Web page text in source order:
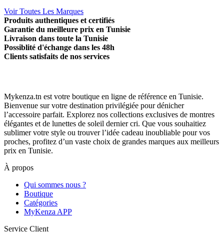
Voir Toutes Les Marques
Produits authentiques et certifiés
Garantie du meilleure prix en Tunisie
Livraison dans toute la Tunisie
Possiblité d'échange dans les 48h
Clients satisfaits de nos services
Mykenza.tn est votre boutique en ligne de référence en Tunisie.
Bienvenue sur votre destination privilégiée pour dénicher
l’accessoire parfait. Explorez nos collections exclusives de montres
élégantes et de lunettes de soleil dernier cri. Que vous souhaitiez
sublimer votre style ou trouver l’idée cadeau inoubliable pour vos
proches, profitez d’un vaste choix de grandes marques aux meilleurs
prix en Tunisie.
À propos
Qui sommes nous ?
Boutique
Catégories
MyKenza APP
Service Client